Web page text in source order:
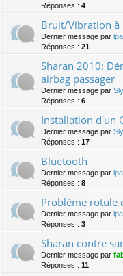
Réponses : 4
Bruit/Vibration à
Dernier message par
Réponses : 21
Sharan 2010:
airbag passager
Dernier message par
Réponses : 6
Installation d'un
Dernier message par
Réponses : 17
Bluetooth
Dernier message par
Réponses : 8
Problème rotule
Dernier message par
Réponses : 3
Sharan contre
Dernier message par
Réponses : 11